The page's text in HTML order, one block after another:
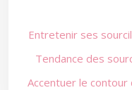
Entretenir ses
Tendance des
Accentuer le